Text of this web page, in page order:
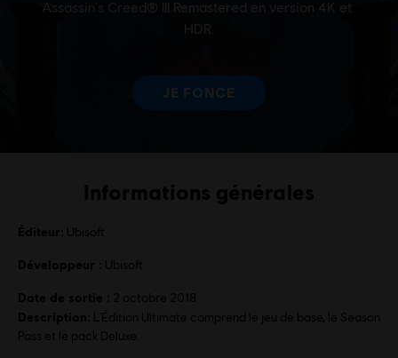
Informations générales
Éditeur: Ubisoft
Développeur : Ubisoft
Date de sortie : 2 octobre 2018
Description: L'Édition Ultimate comprend le jeu de base, le Season
Pass et le pack Deluxe.